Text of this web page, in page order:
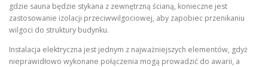
gdzie sauna będzie stykana z zewnętrzną ścianą, konieczne jest
zastosowanie izolacji przeciwwilgociowej, aby zapobiec przenikaniu
wilgoci do struktury budynku.
Instalacja elektryczna jest jednym z najważniejszych elementów, gdyż
nieprawidłowo wykonane połączenia mogą prowadzić do awarii, a